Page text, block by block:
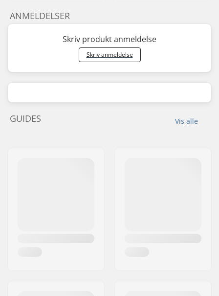
ANMELDELSER
Skriv produkt anmeldelse
Skriv anmeldelse
Vis alle
GUIDES